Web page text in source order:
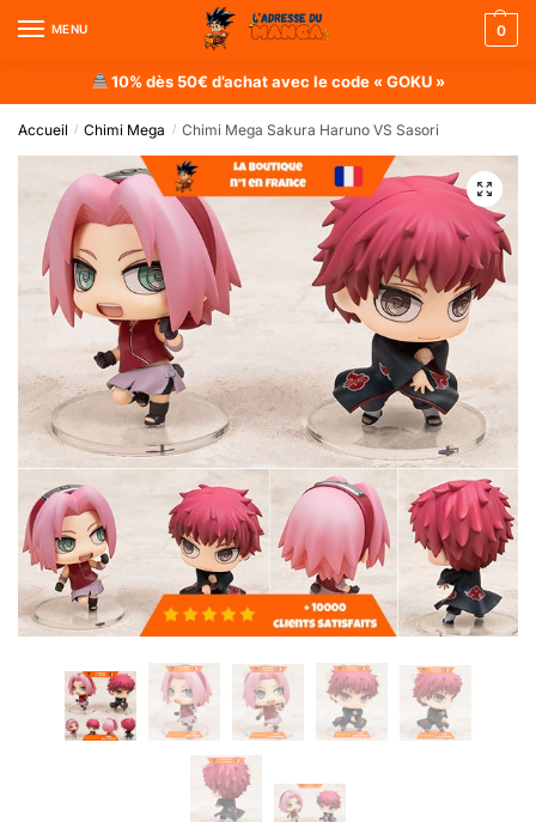
MENU 0
10% dès 50€ d’achat avec le code « GOKU »
Accueil / Chimi Mega / Chimi Mega Sakura Haruno VS Sasori